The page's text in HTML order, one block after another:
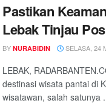
Pastikan
Lebak Tinjau
BY NURABIDIN SELASA, 24
LEBAK,
destinasi wisata pantai di
wisatawan, salah satunya